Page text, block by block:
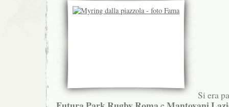
Si era